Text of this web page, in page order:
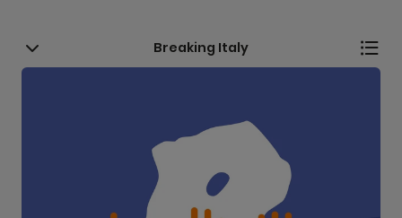
Breaking Italy